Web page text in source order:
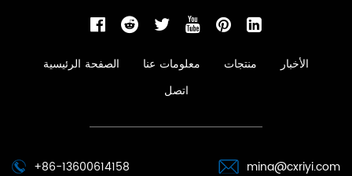
الصفحة الرئيسية معلومات عنا منتجات
الأخبار
اتصل
+86-13600614158 mina@cxriyi.com